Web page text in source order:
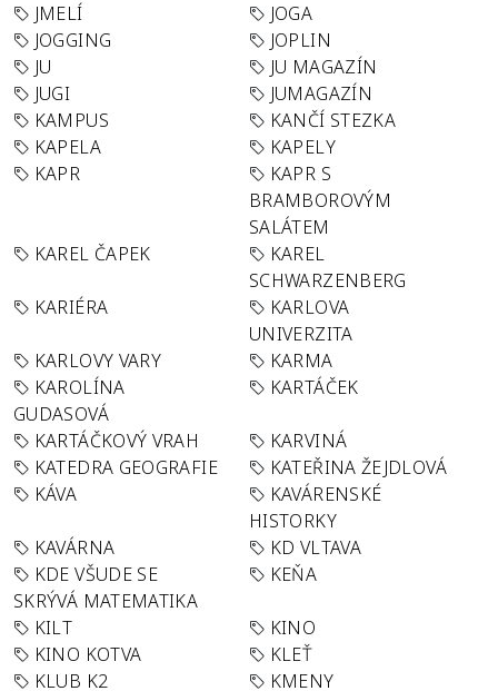
JMELÍ
JOGA
JOGGING
JOPLIN
JU
JU MAGAZÍN
JUGI
JUMAGAZÍN
KAMPUS
KANČÍ STEZKA
KAPELA
KAPELY
KAPR
KAPR S
BRAMBOROVÝM
SALÁTEM
KAREL ČAPEK
KAREL
SCHWARZENBERG
KARIÉRA
KARLOVA
UNIVERZITA
KARLOVY VARY
KARMA
KAROLÍNA
GUDASOVÁ
KARTÁČEK
KARTÁČKOVÝ VRAH
KARVINÁ
KATEDRA GEOGRAFIE
KATEŘINA ŽEJDLOVÁ
KÁVA
KAVÁRENSKÉ
HISTORKY
KAVÁRNA
KD VLTAVA
KDE VŠUDE SE
SKRÝVÁ MATEMATIKA
KEŇA
KILT
KINO
KINO KOTVA
KLEŤ
KLUB K2
KMENY